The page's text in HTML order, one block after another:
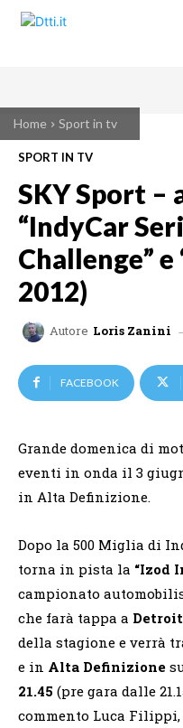
Home Sport in tv
SPORT IN TV
SKY Sport –
“IndyCar
Challenge”
2012)
Autore Loris Zanini
FACEBOOK
Grande domenica di
eventi in onda il 3
in Alta Definizione.
Dopo la 500 Miglia di
torna in pista la “Izod
campionato
che farà tappa a Detroit
della stagione e verrà
e in Alta Definizione
21.45 (pre gara dalle
commento Luca